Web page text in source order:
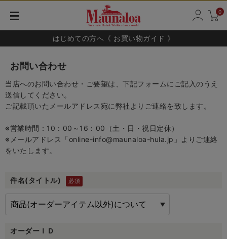
0
はじめての方へ《 お買い物ガイド 》
お問い合わせ
当店へのお問い合わせ・ご要望は、下記フォームにご記入のうえ
送信してください。
ご記載頂いたメールアドレス宛に弊社よりご連絡を致します。
※営業時間：10：00～16：00（土・日・祝日定休）
※メールアドレス「online-info@maunaloa-hula.jp」よりご連絡
をいたします。
件名(タイトル)
オーダーＩＤ